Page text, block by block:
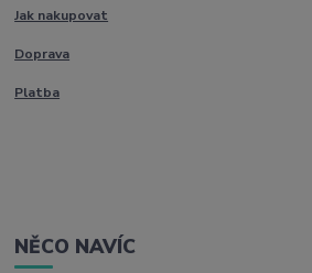
Jak nakupovat
Doprava
Platba
NĚCO NAVÍC